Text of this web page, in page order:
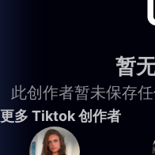
暂
此创作者暂未保存
更多 Tiktok 创作者